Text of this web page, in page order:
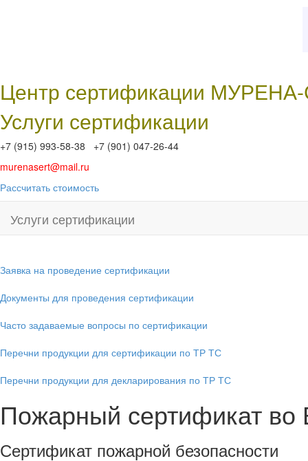
Центр сертификации
Услуги сертификации
+7 (915) 993-58-38 +7 (901) 047-26-44
murenasert@mail.ru
Рассчитать стоимость
Услуги сертификации
Заявка на проведение сертификации
Документы для проведения сертификации
Часто задаваемые вопросы по сертификации
Перечни продукции для сертификации по ТР ТС
Перечни продукции для декларирования по ТР ТС
Пожарный сертификат во
Сертификат пожарной безопасности